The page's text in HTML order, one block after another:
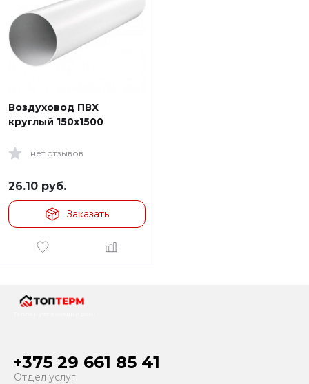
Воздуховод ПВХ
круглый 150х1500
нет отзывов
26.10 руб.
Заказать
+375 29 661 85 41
Отдел услуг